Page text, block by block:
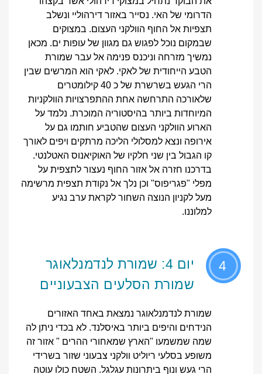
הדרומי של האי. נסייר באזור דירהוליי ונשלב
תצפיות אל החוף הוולקני העצום. במצוקים
שבמקום נוכל לפגוש גם מגוון של עופות ים. מכאן
נמשיך מזרחה וניכנס פנימה אל עבר שמורת
הטבע הייחודית של לאקי. לאקי הוא המרשים שבין
הרי הגעש בשרשרת של כ 40 קילומטרים
שלאורכה התרחשה אחת ההתפרצויות הוולקניות
המיוחדות ביותר בהיסטוריה המוכרת. נלמד על
הארוע הוולקני העצום שהטביע חותמו גם על
אירופה ונצא למסלולי הליכה מרתקים ויפים לאורך
קו הגבול בין שני חלקיו של האוקיאנוס האטלנטי.
בדרכנו חזרה אל אזור החוף נעצור לתצפית על
מפלי "פגריפוס" וכן נלך אל נקודת תצפית מרשימה
מעל לקניון הנוצה השחור לקראת ערב נגיע
למלוננו.
4
יום 4: שמורת לנדמנלאוגר
שמורת הסלעים הצבעוניים
שמורת לנדמנלאוגר נמצאת באחד האזורים
הנידחים והיפים ביותר באיסלנד. לא בכדי ניתן לה
שמה שמשמעו "הארץ שמאחורי ההרים " אזור זה
משופע בסלעי ריוליט וולקני צבעוני שזור בשרידי
הרי געש ונוף ביתרונות עגלגל. השטח כולו עוטה